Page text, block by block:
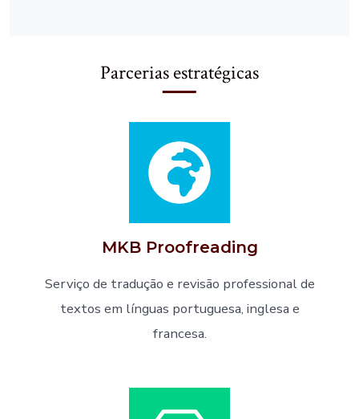
Parcerias estratégicas
MKB Proofreading
Serviço de tradução e revisão professional de
textos em línguas portuguesa, inglesa e
francesa.